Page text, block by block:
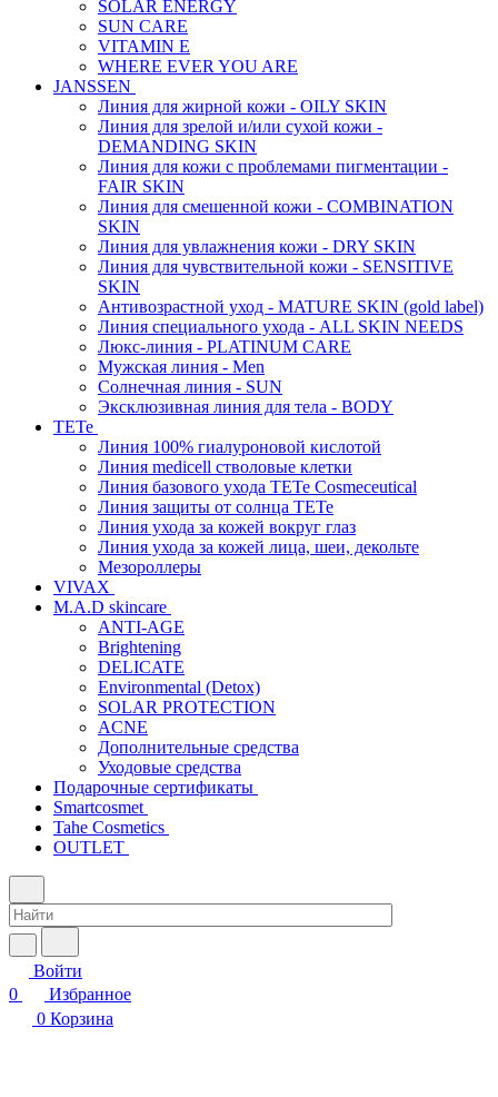
SOLAR ENERGY
SUN CARE
VITAMIN E
WHERE EVER YOU ARE
JANSSEN
Линия для жирной кожи - OILY SKIN
Линия для зрелой и/или сухой кожи -
DEMANDING SKIN
Линия для кожи с проблемами пигментации -
FAIR SKIN
Линия для смешенной кожи - COMBINATION
SKIN
Линия для увлажнения кожи - DRY SKIN
Линия для чувствительной кожи - SENSITIVE
SKIN
Антивозрастной уход - MATURE SKIN (gold label)
Линия специального ухода - ALL SKIN NEEDS
Люкс-линия - PLATINUM CARE
Мужская линия - Men
Солнечная линия - SUN
Эксклюзивная линия для тела - BODY
TETe
Линия 100% гиалуроновой кислотой
Линия medicell стволовые клетки
Линия базового ухода TETe Cosmeceutical
Линия защиты от солнца TETe
Линия ухода за кожей вокруг глаз
Линия ухода за кожей лица, шеи, декольте
Мезороллеры
VIVAX
M.A.D skincare
ANTI-AGE
Brightening
DELICATE
Environmental (Detox)
SOLAR PROTECTION
АCNE
Дополнительные средства
Уходовые средства
Подарочные сертификаты
Smartcosmet
Tahe Cosmetics
OUTLET
Войти
0
Избранное
0 Корзина